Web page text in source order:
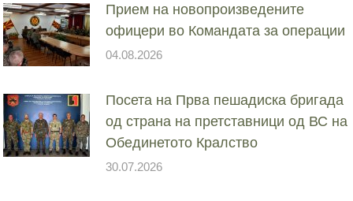
Прием на новопроизведените
офицери во Командата за операции
04.08.2026
Посета на Прва пешадиска бригада
од страна на претставници од ВС на
Обединетото Кралство
30.07.2026